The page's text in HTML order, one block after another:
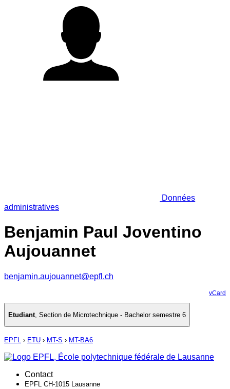
Données
administratives
Benjamin Paul Joventino
Aujouannet
benjamin.aujouannet@epfl.ch
vCard
Etudiant, Section de Microtechnique - Bachelor semestre 6
EPFL › ETU › MT-S › MT-BA6
Contact
EPFL CH-1015 Lausanne